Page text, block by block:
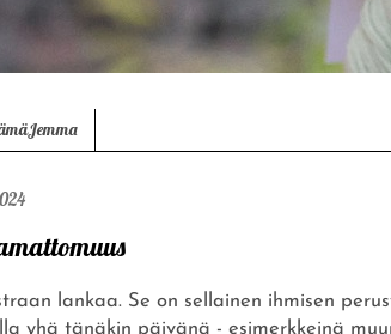
lankaa. Se on sellainen ihmisen
yhä tänäkin päivänä - esimerkkeinä